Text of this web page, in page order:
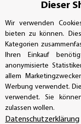
UNSER
Dieser
Wir verwenden
bieten zu können.
Kategorien
Ihren Einkauf
anonymisierte
allem
Werbung verwendet.
verwendet. Sie
zulassen wollen.
Datenschutzerklärung